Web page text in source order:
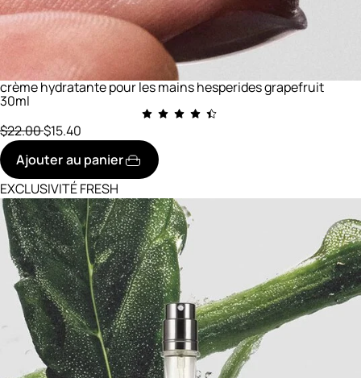
crème hydratante pour les mains hesperides grapefruit
30ml
prix initial
$22.00réduit à
$15.40
Ajouter au panier
EXCLUSIVITÉ FRESH